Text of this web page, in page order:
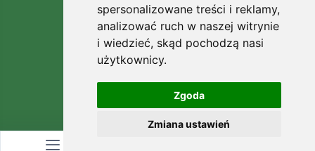
spersonalizowane treści i reklamy,
analizować ruch w naszej witrynie
i wiedzieć, skąd pochodzą nasi
użytkownicy.
Zgoda
Zmiana ustawień